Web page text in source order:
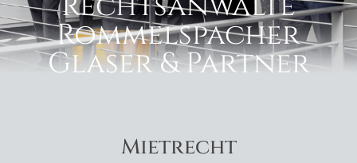
Rommelspacher
Glaser & Partner
Mietrecht